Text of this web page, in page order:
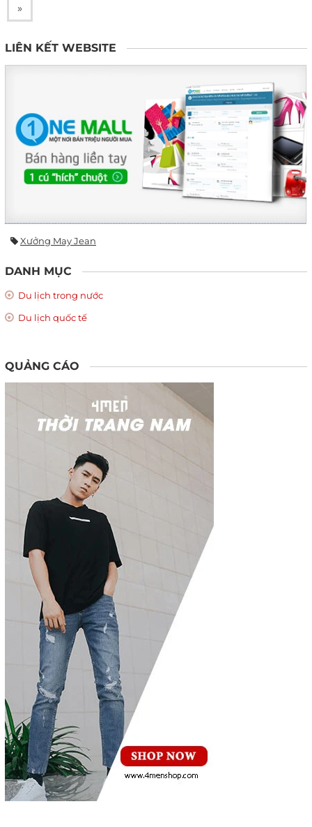
»
LIÊN KẾT WEBSITE
Xưởng May Jean
DANH MỤC
Du lịch trong nước
Du lịch quốc tế
QUẢNG CÁO